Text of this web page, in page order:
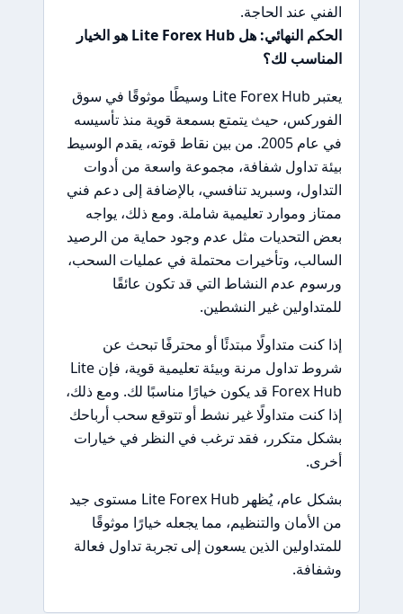
الفني عند الحاجة.
الحكم النهائي: هل Lite Forex Hub هو الخيار
المناسب لك؟
يعتبر Lite Forex Hub وسيطًا موثوقًا في سوق
الفوركس، حيث يتمتع بسمعة قوية منذ تأسيسه
في عام 2005. من بين نقاط قوته، يقدم الوسيط
بيئة تداول شفافة، مجموعة واسعة من أدوات
التداول، وسبريد تنافسي، بالإضافة إلى دعم فني
ممتاز وموارد تعليمية شاملة. ومع ذلك، يواجه
بعض التحديات مثل عدم وجود حماية من الرصيد
السالب، وتأخيرات محتملة في عمليات السحب،
ورسوم عدم النشاط التي قد تكون عائقًا
للمتداولين غير النشطين.
إذا كنت متداولًا مبتدئًا أو محترفًا تبحث عن
شروط تداول مرنة وبيئة تعليمية قوية، فإن Lite
Forex Hub قد يكون خيارًا مناسبًا لك. ومع ذلك،
إذا كنت متداولًا غير نشط أو تتوقع سحب أرباحك
بشكل متكرر، فقد ترغب في النظر في خيارات
أخرى.
بشكل عام، يُظهر Lite Forex Hub مستوى جيد
من الأمان والتنظيم، مما يجعله خيارًا موثوقًا
للمتداولين الذين يسعون إلى تجربة تداول فعالة
وشفافة.